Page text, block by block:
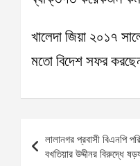
খালেদা জিয়া ২০১৭
মতো বিদেশ সফর
navigation
লালানগর প্রবাসী বিএনপি
বখতিয়ার উদ্দীনর বিরুদ্ধে